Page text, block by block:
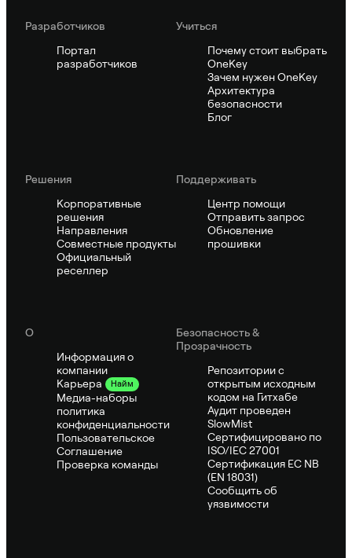
Pазработчиков
Портал
разработчиков
Учиться
Почему стоит выбрать
OneKey
Зачем нужен OneKey
Архитектура
безопасности
Блог
Решения
Корпоративные
решения
Направления
Совместные продукты
Официальный
реселлер
Поддерживать
Центр помощи
Отправить запрос
Обновление
прошивки
О
Информация о
компании
Карьера
Найм
Медиа-наборы
политика
конфиденциальности
Пользовательское
Соглашение
Проверка команды
Безопасность &
Прозрачность
Репозитории с
открытым исходным
кодом на Гитхабе
Аудит проведен
SlowMist
Сертифицировано по
ISO/IEC 27001
Сертификация ЕС NB
(EN 18031)
Сообщить об
уязвимости